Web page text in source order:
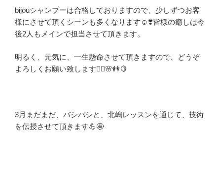
bijouシャンプーは合格しておりますので、少しずつお客
様にさせて頂くシーンも多くなります☺️❣️皆様の癒しは今
後2人もメインで担当させて頂きます。
明るく、元気に、一生懸命させて頂きますので、どうぞ
よろしくお願い致します🙇‍♀️🌸👭🍋
3月まだまだ、バシバシと、北嶋レッスンを通じて、技術
を伝授させて頂きます💪🤩